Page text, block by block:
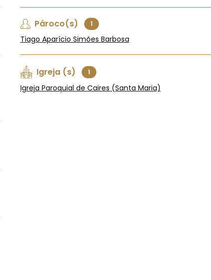
Pároco(s) 1
Tiago Aparício Simões Barbosa
Igreja (s) 1
Igreja Paroquial de Caires (Santa Maria)